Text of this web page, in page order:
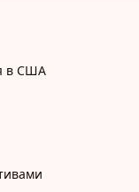
в США